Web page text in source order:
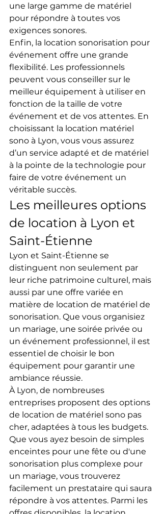
une large gamme de matériel
pour répondre à toutes vos
exigences sonores.
Enfin, la location sonorisation pour
événement offre une grande
flexibilité. Les professionnels
peuvent vous conseiller sur le
meilleur équipement à utiliser en
fonction de la taille de votre
événement et de vos attentes. En
choisissant la location matériel
sono à Lyon, vous vous assurez
d’un service adapté et de matériel
à la pointe de la technologie pour
faire de votre événement un
véritable succès.
Les meilleures options
de location à Lyon et
Saint-Étienne
Lyon et Saint-Étienne se
distinguent non seulement par
leur riche patrimoine culturel, mais
aussi par une offre variée en
matière de location de matériel de
sonorisation. Que vous organisiez
un mariage, une soirée privée ou
un événement professionnel, il est
essentiel de choisir le bon
équipement pour garantir une
ambiance réussie.
À Lyon, de nombreuses
entreprises proposent des options
de location de matériel sono pas
cher, adaptées à tous les budgets.
Que vous ayez besoin de simples
enceintes pour une fête ou d'une
sonorisation plus complexe pour
un mariage, vous trouverez
facilement un prestataire qui saura
répondre à vos attentes. Parmi les